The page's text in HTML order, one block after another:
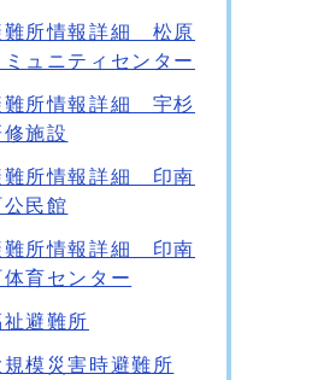
難所情報詳細 松原
ミュニティセンター
難所情報詳細 宇杉
修施設
難所情報詳細 印南
公民館
難所情報詳細 印南
体育センター
祉避難所
規模災害時避難所